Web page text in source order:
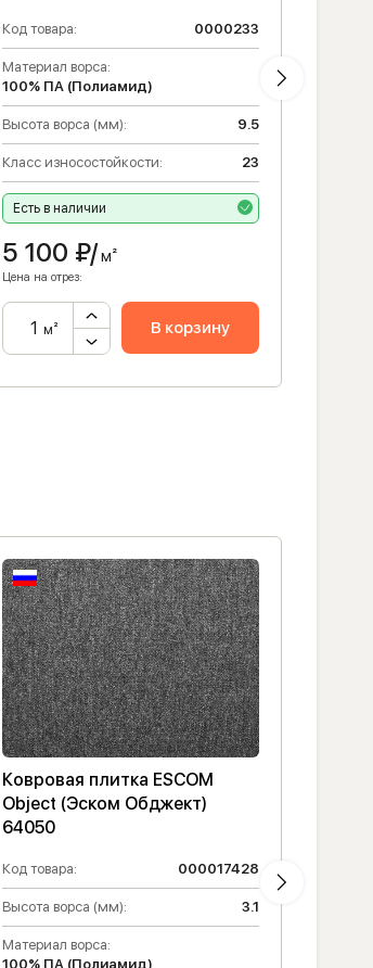
Код товара: 0000233
Материал ворса:
100% ПА (Полиамид)
Высота ворса (мм): 9.5
Класс износостойкости: 23
Есть в наличии
5 100 ₽/м²
Цена на отрез:
м² В корзину
Ковровая плитка ESCOM
Object (Эском Обджект)
64050
Код товара: 000017428
Высота ворса (мм): 3.1
Материал ворса:
100% ПА (Полиамид)